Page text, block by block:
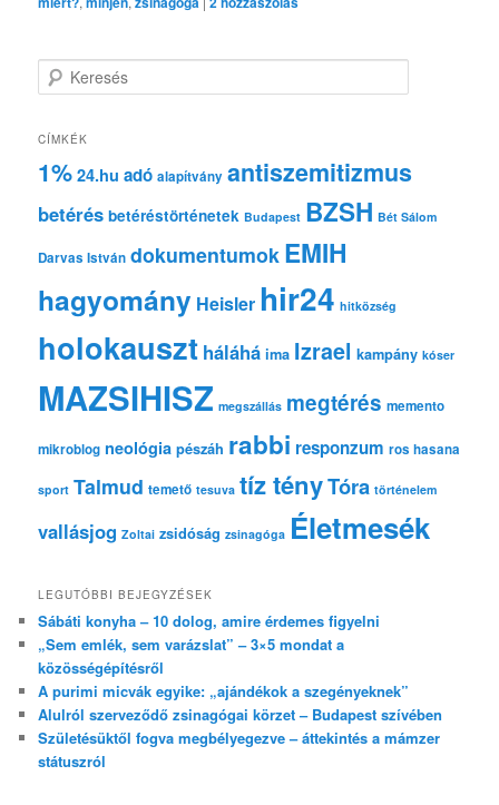
e
e
é
CÍMKÉK
1% 24.hu adó alapítvány antiszemitizmus
betérés betéréstörténetek Budapest BZSH Bét Sálom
Darvas István dokumentumok EMIH
hagyomány Heisler hir24 hitközség
holokauszt háláhá ima Izrael kampány kóser
MAZSIHISZ megszállás megtérés memento
mikroblog neológia pészáh rabbi responzum ros hasana
sport Talmud temető tesuva tíz tényTóra történelem
vallásjog Zoltai zsidóság zsinagóga Életmesék
LEGUTÓBBI BEJEGYZÉSEK
Sábáti konyha – 10 dolog, amire érdemes figyelni
„Sem emlék, sem varázslat” – 3×5 mondat a
közösségépítésről
A purimi micvák egyike: „ajándékok a szegényeknek”
Alulról szerveződő zsinagógai körzet – Budapest szívében
Születésüktől fogva megbélyegezve – áttekintés a mámzer
státuszról